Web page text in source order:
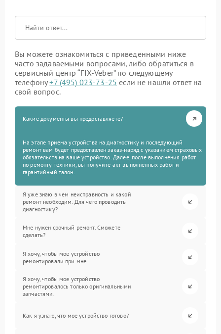
Вы можете ознакомиться с приведенными ниже
часто задаваемыми вопросами, либо обратиться в
сервисный центр “FIX-Veber” по следующему
телефону+7 (495) 023-73-25 если не нашли ответ на
свой вопрос.
Какие документы вы предоставляете?
На этапе приема устройства на диагностику и последующий
ремонт вам будет предоставлен заказ-наряд с указанием страховых
обязательств на ваше устройство. Далее, после выполнения работ
по ремонту техники, вы получите акт выполненных работ и
гарантийный талон.
Я уже знаю в чем неисправность и какой
ремонт необходим. Для чего проводить
диагностику?
Мне нужен срочный ремонт. Сможете
сделать?
Я хочу, чтобы мое устройство
ремонтировали при мне.
Я хочу, чтобы мое устройство
ремонтировалось только оригинальными
запчастями.
Как я узнаю, что мое устройство готово?